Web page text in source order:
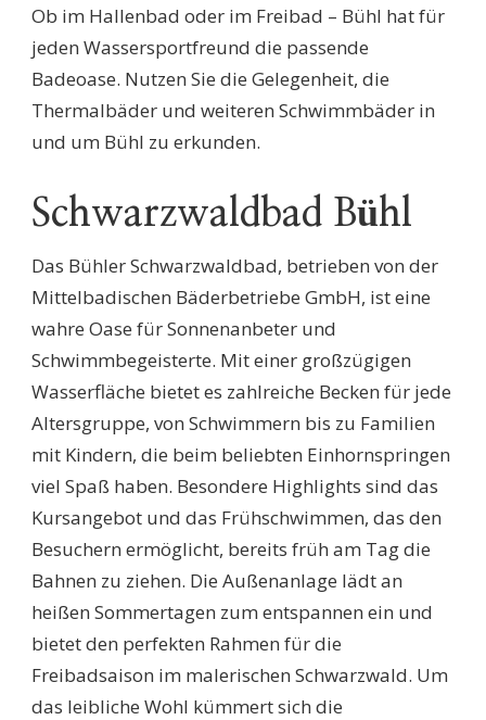
Ob im Hallenbad oder im Freibad – Bühl hat für
jeden Wassersportfreund die passende
Badeoase. Nutzen Sie die Gelegenheit, die
Thermalbäder und weiteren Schwimmbäder in
und um Bühl zu erkunden.
Schwarzwaldbad Bühl
Das Bühler Schwarzwaldbad, betrieben von der
Mittelbadischen Bäderbetriebe GmbH, ist eine
wahre Oase für Sonnenanbeter und
Schwimmbegeisterte. Mit einer großzügigen
Wasserfläche bietet es zahlreiche Becken für jede
Altersgruppe, von Schwimmern bis zu Familien
mit Kindern, die beim beliebten Einhornspringen
viel Spaß haben. Besondere Highlights sind das
Kursangebot und das Frühschwimmen, das den
Besuchern ermöglicht, bereits früh am Tag die
Bahnen zu ziehen. Die Außenanlage lädt an
heißen Sommertagen zum entspannen ein und
bietet den perfekten Rahmen für die
Freibadsaison im malerischen Schwarzwald. Um
das leibliche Wohl kümmert sich die